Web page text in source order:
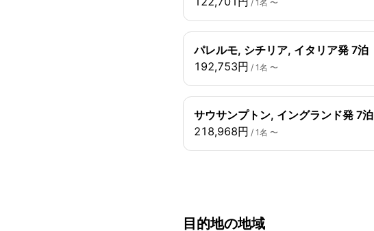
/ 1名 〜
パレルモ, シチリア, イタリア発 7泊
192,753円 / 1名 〜
サウサンプトン, イングランド発 7泊
218,968円 / 1名 〜
目的地の地域